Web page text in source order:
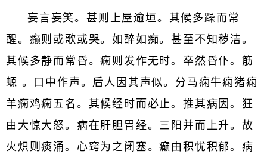
妄言妄笑。甚则上屋逾垣。其候多躁而常
醒。癫则或歌或哭。如醉如痴。甚至不知秽洁。
其候多静而常昏。痫则发作无时。卒然昏仆。筋
螈 。口中作声。后人因其声似。分马痫牛痫猪痫
羊痫鸡痫五名。其候经时而必止。推其病因。狂
由大惊大怒。病在肝胆胃经。三阳并而上升。故
火炽则痰涌。心窍为之闭塞。癫由积忧积郁。病